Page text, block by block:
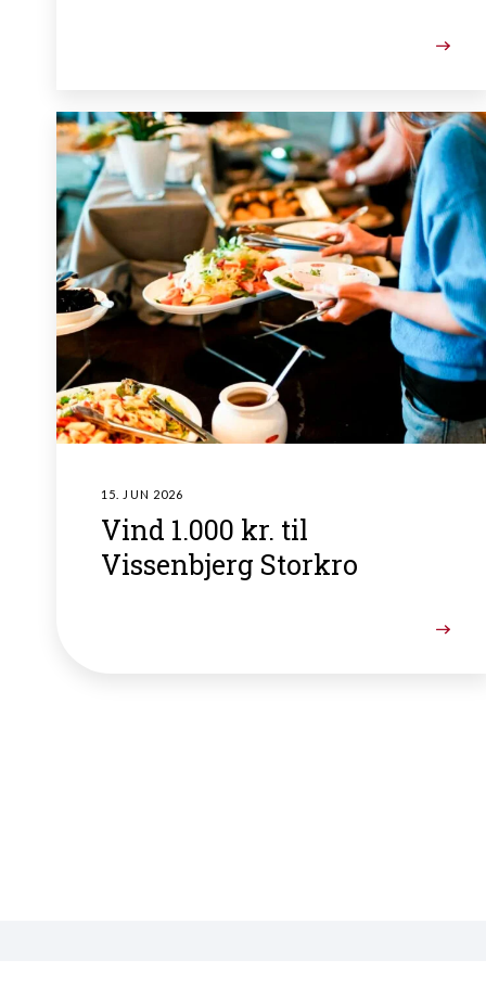
15. JUN 2026
Vind 1.000 kr. til
Vissenbjerg Storkro